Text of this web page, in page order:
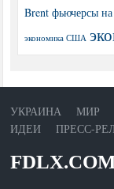
Brent фьючерсы
экономика США
УКРАИНА МИР
ИДЕИ
ПРЕСС-